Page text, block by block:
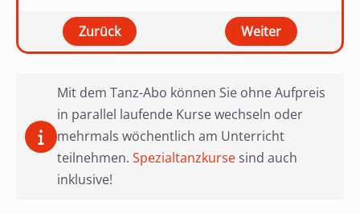
Mit dem Tanz-Abo können Sie ohne Aufpreis
in parallel laufende Kurse wechseln oder
mehrmals wöchentlich am Unterricht
teilnehmen. Spezialtanzkurse sind auch
inklusive!